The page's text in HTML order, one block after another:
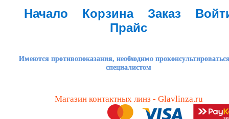
Начало Корзина Заказ
Прайс
Имеются противопоказания, необходимо
специалистом
Магазин контактных линз - Glavlinza.ru